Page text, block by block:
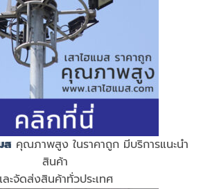
สคุณภาพสูง ในราคาถูก มีบริการแนะนำ
สินค้า
ละจัดส่งสินค้าทั่วประเทศ